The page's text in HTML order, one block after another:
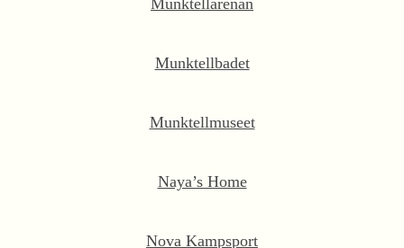
Munktellarenan
Munktellbadet
Munktellmuseet
Naya’s Home
Nova Kampsport